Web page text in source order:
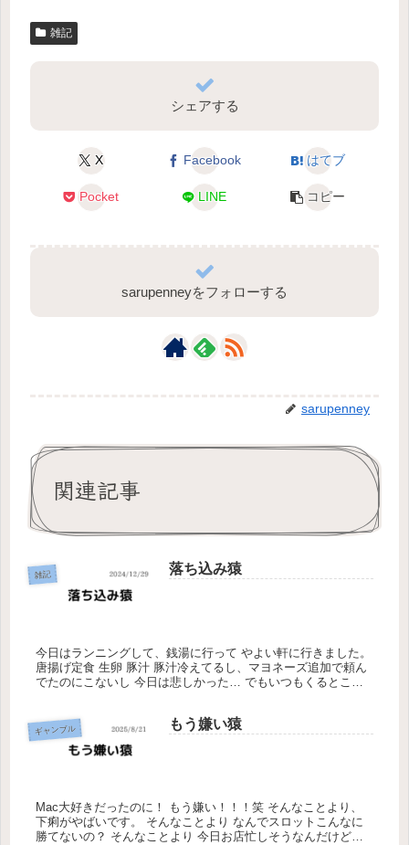
雑記
シェアする
X Facebook はてブ
Pocket LINE コピー
sarupenneyをフォローする
sarupenney
関連記事
雑記 落ち込み猿
今日はランニングして、銭湯に行って やよい軒に行きました。
唐揚げ定食 生卵 豚汁 豚汁冷えてるし、マヨネーズ追加で頼ん
でたのにこないし 今日は悲しかった… でもいつもくるところ
ギャンブル もう嫌い猿
Mac大好きだったのに！ もう嫌い！！！笑 そんなことより、
下痢がやばいです。 そんなことより なんでスロットこんなに
勝てないの？ そんなことより 今日お店忙しそうなんだけどな